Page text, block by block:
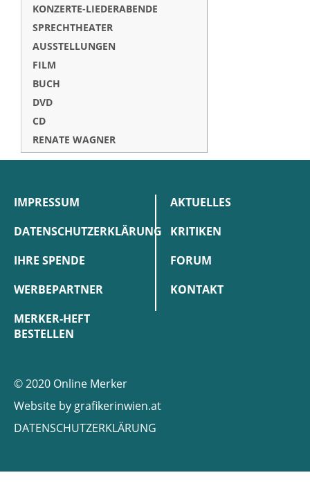
KONZERTE-LIEDERABENDE
SPRECHTHEATER
AUSSTELLUNGEN
FILM
BUCH
DVD
CD
RENATE WAGNER
IMPRESSUM
DATENSCHUTZERKLÄRUNG
IHRE SPENDE
WERBEPARTNER
MERKER-HEFT
BESTELLEN
AKTUELLES
KRITIKEN
FORUM
KONTAKT
© 2020 Online Merker
Website by grafikerinwien.at
DATENSCHUTZERKLÄRUNG